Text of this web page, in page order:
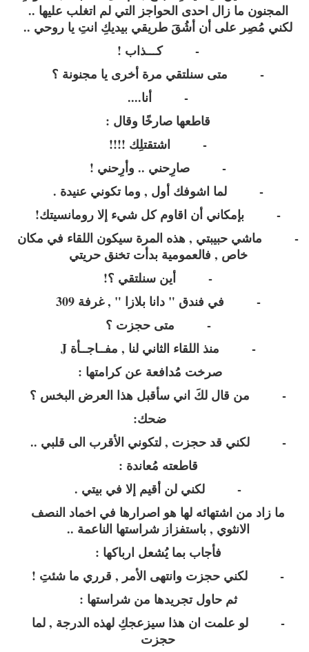
المجنون ما زال احدى الحواجز التي لم اتغلب عليها ..
لكني مُصِر على أن أشُقَ طريقي بيديكِ انتِ يا روحي ..
- كـــذاب !
- متى سنلتقي مرة أخرى يا مجنونة ؟
- أنا....
قاطعها صارخًا وقال :
- اشتقتلِك !!!!
- صارِحني .. وأرِحني !
- لما اشوفك أول , وما تكوني عنيدة .
- بإمكاني أن اقاوم كل شيء إلا رومانسيتك!
- ماشي حبيبتي , هذه المرة سيكون اللقاء في مكان
خاص , فالعمومية بدأت تخنق حريتي
- أين سنلتقي ؟!
- في فندق " دانا بلازا " , غرفة 309
- متى حجزت ؟
- منذ اللقاء الثاني لنا , مفــاجــأة J
صرخت مُدافعة عن كرامتها :
- من قال لكَ اني سأقبل هذا العرض البخس ؟
ضحك:
- لكني قد حجزت , لتكوني الأقرب الى قلبي ..
قاطعته مُعاندة :
- لكني لن أقيم إلا في بيتي .
ما زاد من اشتهائه لها هو اصرارها في اخماد النصف
الانثوي , باستفزاز شراستها الناعمة ..
فأجاب بما يُشعل ارباكها :
- لكني حجزت وانتهى الأمر , قرري ما شئتِ !
ثم حاول تجريدها من شراستها :
- لو علمت ان هذا سيزعجكِ لهذه الدرجة , لما
حجزت